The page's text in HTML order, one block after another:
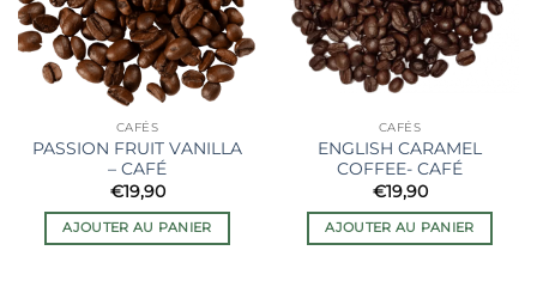
CAFÉS
PASSION FRUIT VANILLA
– CAFÉ
€19,90
AJOUTER AU PANIER
CAFÉS
ENGLISH CARAMEL
COFFEE- CAFÉ
€19,90
AJOUTER AU PANIER